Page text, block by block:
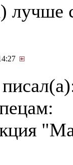
лучше